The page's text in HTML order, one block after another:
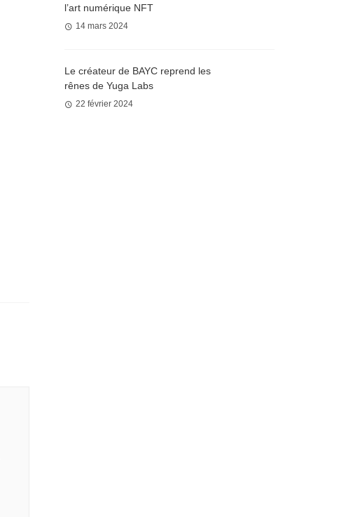
l’art numérique NFT
14 mars 2024
Le créateur de BAYC reprend les
rênes de Yuga Labs
22 février 2024